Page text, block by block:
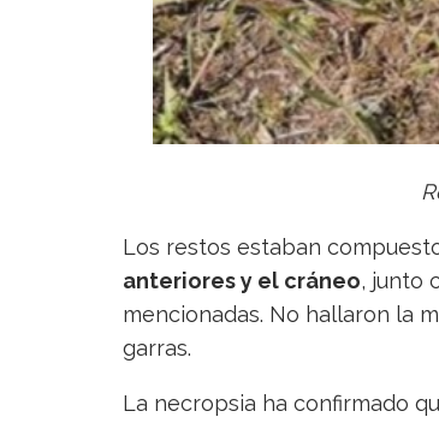
Los restos estaban
anteriores y el cráneo, junto
mencionadas. No hallaron la
garras.
La necropsia ha confirmado